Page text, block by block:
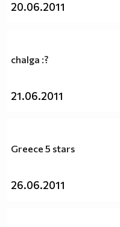
20.06.2011
chalga :?
21.06.2011
Greece 5 stars
26.06.2011